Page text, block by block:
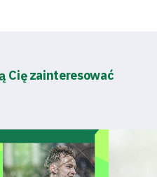
Cię zainteresować